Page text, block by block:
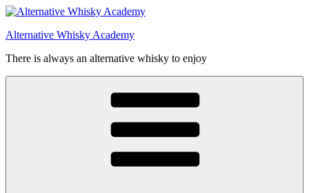
Videre
indhold
Alternative Whisky Academy
There is always an alternative whisky to enjoy